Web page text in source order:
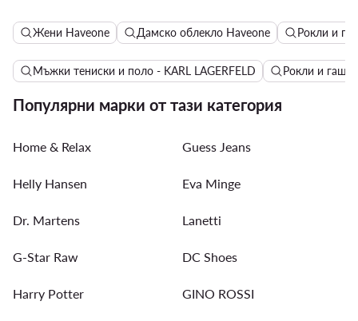
Жени Haveone Дамско облекло Haveone Рокли и
Мъжки тениски и поло - KARL LAGERFELD Рокли и
Популярни марки от тази категория
Home & Relax Guess Jeans
Helly Hansen Eva Minge
Dr. Martens Lanetti
G-Star Raw DC Shoes
Harry Potter GINO ROSSI